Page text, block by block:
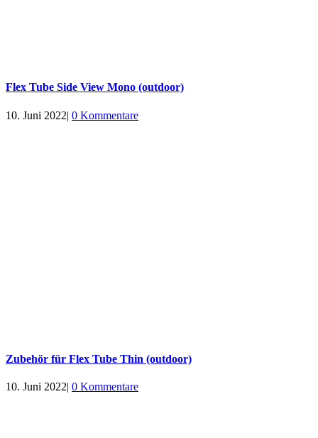
Flex Tube Side View Mono (outdoor)
10. Juni 2022| 0 Kommentare
Zubehör für Flex Tube Thin (outdoor)
10. Juni 2022| 0 Kommentare